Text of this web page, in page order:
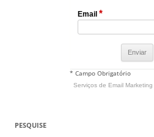
Email *
* Campo Obrigatório
Serviços de Email Marketing
PESQUISE